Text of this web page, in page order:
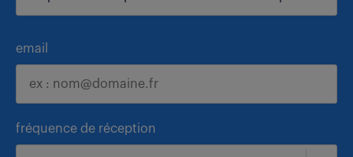
email
fréquence de réception